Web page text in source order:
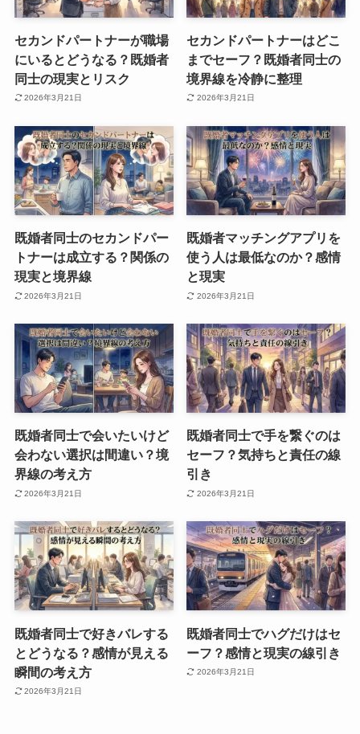
セカンドパートナーが職場
にいるとどうなる？既婚者
同士の現実とリスク
2026年3月21日
セカンドパートナーはどこ
までセーフ？既婚者同士の
境界線を冷静に整理
2026年3月21日
既婚者同士のセカンドパー
トナーは成立する？関係の
現実と境界線
2026年3月21日
既婚者マッチングアプリを
使う人は最低なのか？感情
と現実
2026年3月21日
既婚者同士で会いたいけど
会わない選択は間違い？境
界線の考え方
2026年3月21日
既婚者同士で手を繋ぐのは
セーフ？気持ちと責任の線
引き
2026年3月21日
既婚者同士で好きバレする
とどうなる？感情が見える
瞬間の考え方
2026年3月21日
既婚者同士でハグだけはセ
ーフ？感情と現実の線引き
2026年3月21日